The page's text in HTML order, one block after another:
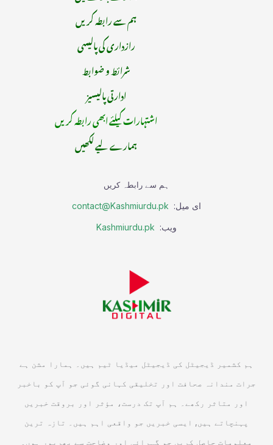
ہم سے رابطہ کریں
رازداری کی پالیسی
شرائط و ضوابط
ادارتی پالیسیز
اشتہارات کیلئے ابھی رابطہ کریں
ہمارے لیے لکھیں
ہم سے رابطہ کریں
ای میل: contact@Kashmiurdu.pk
ویب: Kashmiurdu.pk
ہم کشمیر ڈیجیٹل کی ڈیجیٹل میڈیا ٹیم ہیں۔ ہمارا مشن ہے
جرات مندانہ صحافت اور تخلیقی کہانی گوئی جو آپ کو باخبر
اور متاثر رکھے۔ ہم آپ تک درست، مؤثر اور بروقت خبریں
پہنچاتے ہیں, ایسی خبریں جو واقعی اہم ہیں۔ تازہ ترین
معلومات حاصل کریں جو گہرائی اور وضاحت سے بھرپور ہوں۔